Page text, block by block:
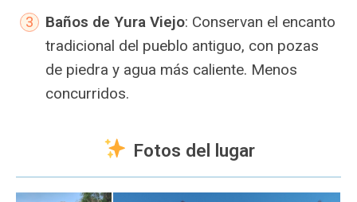
Baños de Yura Viejo: Conservan el encanto
tradicional del pueblo antiguo, con pozas
de piedra y agua más caliente. Menos
concurridos.
Fotos del lugar